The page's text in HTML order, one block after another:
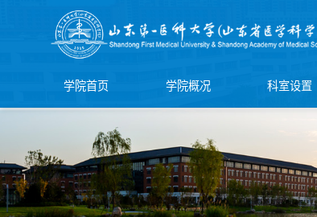
学院首页 学院概况 科室设置